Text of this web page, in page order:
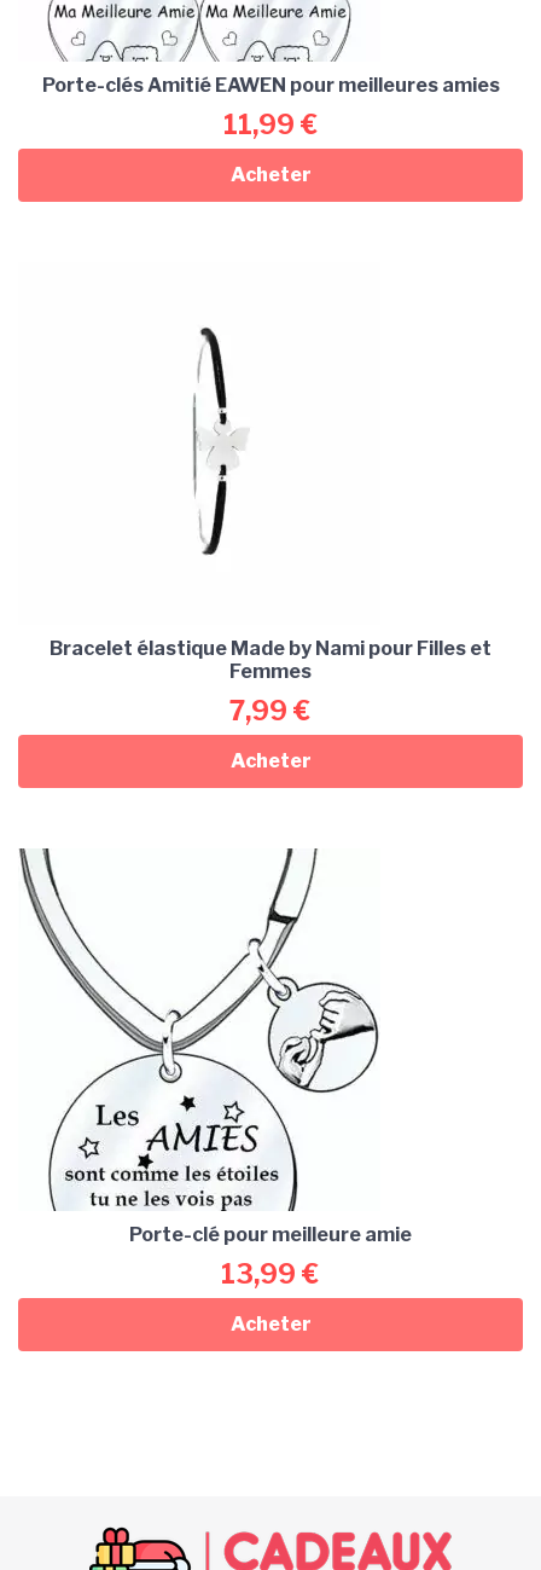
Porte-clés Amitié EAWEN pour meilleures amies
11,99 €
Acheter
Bracelet élastique Made by Nami pour Filles et
Femmes
7,99 €
Acheter
Porte-clé pour meilleure amie
13,99 €
Acheter